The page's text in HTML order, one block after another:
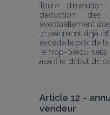
Toute
déduction des
éventuellement
le paiement déjà
excède le prix de
le trop-perçu sera
avant le début de
Article 12 -
vendeur